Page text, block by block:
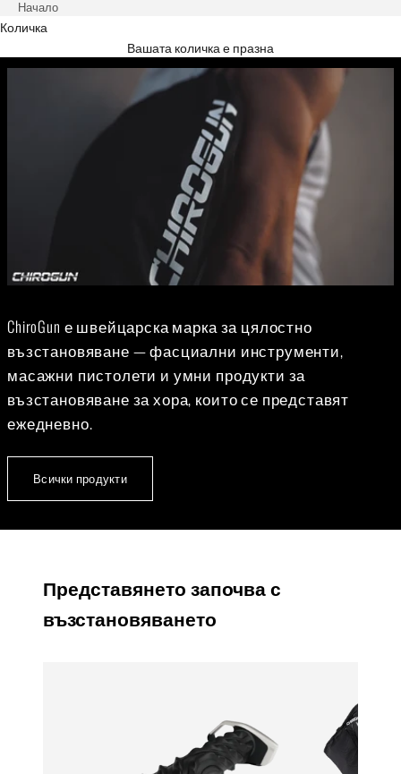
Начало
Количка
Вашата количка е празна
ChiroGun е швейцарска марка за цялостно
възстановяване — фасциални инструменти,
масажни пистолети и умни продукти за
възстановяване за хора, които се представят
ежедневно.
Всички продукти
Представянето започва с
възстановяването